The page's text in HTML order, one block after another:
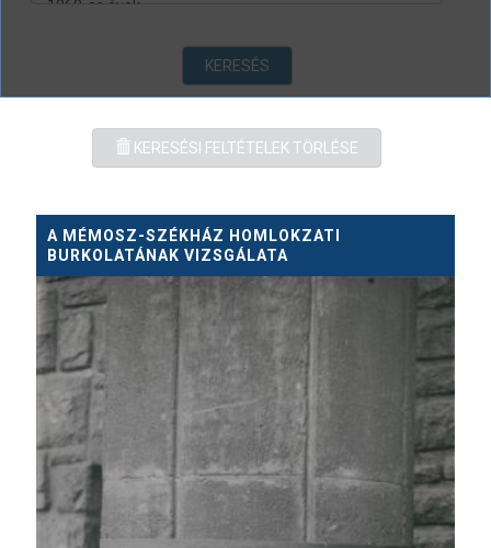
KERESÉS
KERESÉSI FELTÉTELEK TÖRLÉSE
A MÉMOSZ-SZÉKHÁZ HOMLOKZATI
BURKOLATÁNAK VIZSGÁLATA